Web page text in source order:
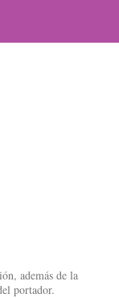
además de la
portador.